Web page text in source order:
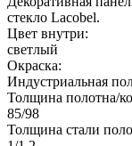
стекло Lacobel.
Цвет внутри:
светлый
Окраска:
Индустриальная
Толщина полотна/
85/98
Толщина стали